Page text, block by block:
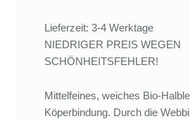
Lieferzeit: 3-4 Werktage
NIEDRIGER PREIS WEGEN
SCHÖNHEITSFEHLER!
Mittelfeines, weiches Bio-
Köperbindung. Durch die